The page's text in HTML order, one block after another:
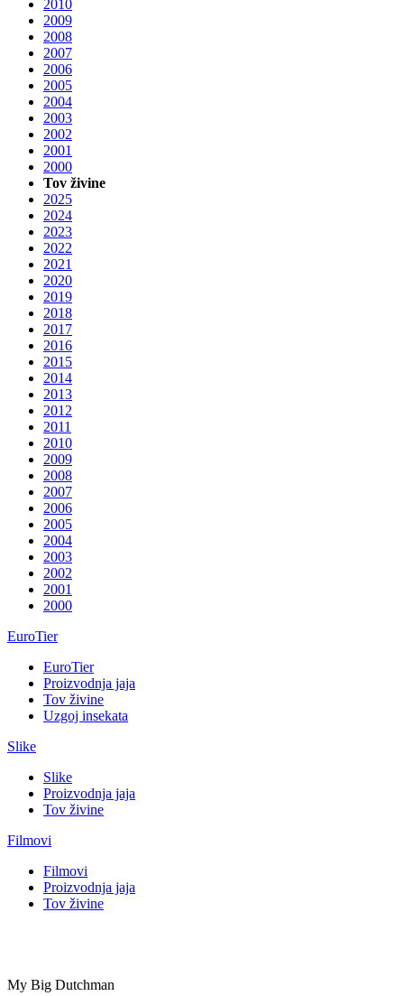
2010
2009
2008
2007
2006
2005
2004
2003
2002
2001
2000
Tov živine
2025
2024
2023
2022
2021
2020
2019
2018
2017
2016
2015
2014
2013
2012
2011
2010
2009
2008
2007
2006
2005
2004
2003
2002
2001
2000
EuroTier
EuroTier
Proizvodnja jaja
Tov živine
Uzgoj insekata
Slike
Slike
Proizvodnja jaja
Tov živine
Filmovi
Filmovi
Proizvodnja jaja
Tov živine
My Big Dutchman